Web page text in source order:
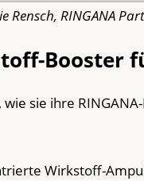
RINGANA
sie ihre
Wirkstoff-